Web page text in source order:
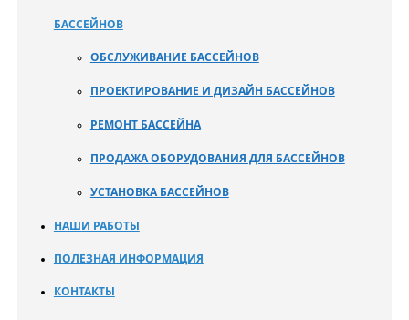
БАССЕЙНОВ
ОБСЛУЖИВАНИЕ БАССЕЙНОВ
ПРОЕКТИРОВАНИЕ И ДИЗАЙН БАССЕЙНОВ
РЕМОНТ БАССЕЙНА
ПРОДАЖА ОБОРУДОВАНИЯ ДЛЯ БАССЕЙНОВ
УСТАНОВКА БАССЕЙНОВ
НАШИ РАБОТЫ
ПОЛЕЗНАЯ ИНФОРМАЦИЯ
КОНТАКТЫ